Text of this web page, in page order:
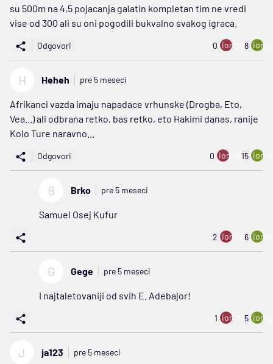
su 500m na 4,5 pojacanja galatin kompletan tim ne vredi
vise od 300 ali su oni pogodili bukvalno svakog igraca.
Odgovori 0 ion:minus
8
H Heheh pre 5 meseci
Afrikanci vazda imaju napadace vrhunske (Drogba, Eto,
Vea...) ali odbrana retko, bas retko, eto Hakimi danas, ranije
Kolo Ture naravno...
Odgovori 0 ion:minus
15
B Brko pre 5 meseci
Samuel Osej Kufur
2 ion:minus
6
G Gege pre 5 meseci
I najtaletovaniji od svih E. Adebajor!
1 ion:minus
5
J ja123 pre 5 meseci